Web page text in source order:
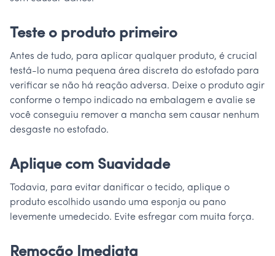
Teste o produto primeiro
Antes de tudo, para aplicar qualquer produto, é crucial
testá-lo numa pequena área discreta do estofado para
verificar se não há reação adversa. Deixe o produto agir
conforme o tempo indicado na embalagem e avalie se
você conseguiu remover a mancha sem causar nenhum
desgaste no estofado.
Aplique com Suavidade
Todavia, para evitar danificar o tecido, aplique o
produto escolhido usando uma esponja ou pano
levemente umedecido. Evite esfregar com muita força.
Remoção Imediata